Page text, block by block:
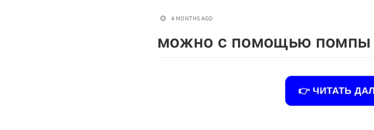
4 MONTHS AGO
можно с помощью помпы
👉 ЧИТАТЬ